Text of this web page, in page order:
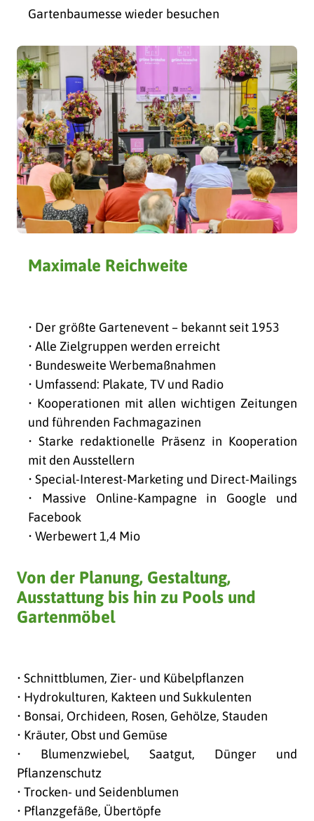
Gartenbaumesse wieder besuchen
Maximale Reichweite
• Der größte Gartenevent – bekannt seit 1953
• Alle Zielgruppen werden erreicht
• Bundesweite Werbemaßnahmen
• Umfassend: Plakate, TV und Radio
• Kooperationen mit allen wichtigen Zeitungen
und führenden Fachmagazinen
• Starke redaktionelle Präsenz in Kooperation
mit den Ausstellern
• Special-Interest-Marketing und Direct-Mailings
• Massive Online-Kampagne in Google und
Facebook
• Werbewert 1,4 Mio
Von der Planung, Gestaltung,
Ausstattung bis hin zu Pools und
Gartenmöbel
• Schnittblumen, Zier- und Kübelpflanzen
• Hydrokulturen, Kakteen und Sukkulenten
• Bonsai, Orchideen, Rosen, Gehölze, Stauden
• Kräuter, Obst und Gemüse
• Blumenzwiebel, Saatgut, Dünger und
Pflanzenschutz
• Trocken- und Seidenblumen
• Pflanzgefäße, Übertöpfe